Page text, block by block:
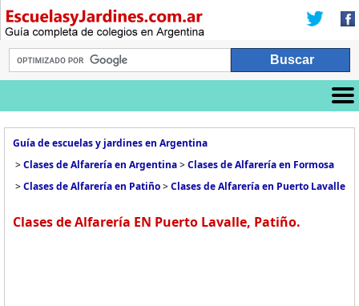
Guía de escuelas y jardines en Argentina
>Clases de Alfarería en Argentina>Clases de Alfarería en Formosa
>Clases de Alfarería en Patiño>Clases de Alfarería en Puerto Lavalle
Clases de Alfarería EN Puerto Lavalle, Patiño.